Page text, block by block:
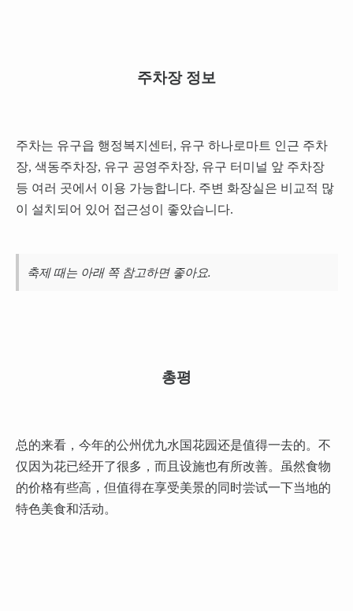
주차장 정보
주차는 유구읍 행정복지센터, 유구 하나로마트 인근 주차
장, 색동주차장, 유구 공영주차장, 유구 터미널 앞 주차장
등 여러 곳에서 이용 가능합니다. 주변 화장실은 비교적 많
이 설치되어 있어 접근성이 좋았습니다.
축제 때는 아래 쪽 참고하면 좋아요.
총평
总的来看，今年的公州优九水国花园还是值得一去的。不
仅因为花已经开了很多，而且设施也有所改善。虽然食物
的价格有些高，但值得在享受美景的同时尝试一下当地的
特色美食和活动。